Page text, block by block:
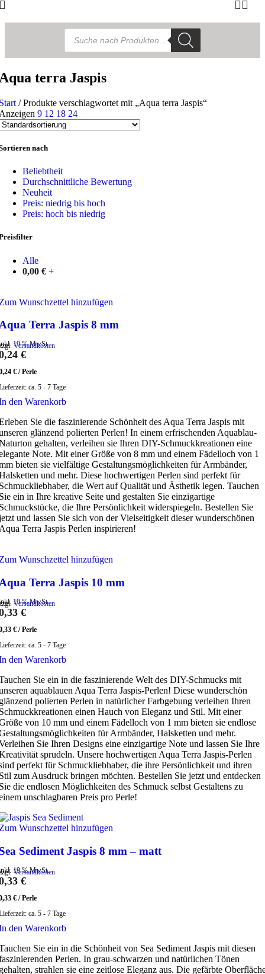
Products
search
terra Jaspis
/ Produkte verschlagwortet mit „Aqua terra Jaspis“
9 12 18 24
nach
Beliebtheit
Durchschnittliche Bewertung
Neuheit
Preis: niedrig bis hoch
Preis: hoch bis niedrig
Alle
0,00 € +
Wunschzettel hinzufügen
Terra Jaspis 8 mm
19 % MwSt.
Versandkosten
€
€ /Perle
ca. 5 - 7 Tage
den Warenkorb
Sie die faszinierende Schönheit des Aqua Terra Jaspis mit
glänzend polierten Perlen! In einem erfrischenden Aquablau-
gehalten, verleihen sie Ihren DIY-Schmuckkreationen eine
Note. Mit einer Größe von 8 mm und einem Fädelloch von 1
bieten sie vielfältige Gestaltungsmöglichkeiten für Armbänder,
und mehr. Diese hochwertigen Perlen sind perfekt für
die Wert auf Qualität und Ästhetik legen. Tauchen
ein in Ihre kreative Seite und gestalten Sie einzigartige
die Ihre Persönlichkeit widerspiegeln. Bestellen Sie
und lassen Sie sich von der Vielseitigkeit dieser wunderschönen
Terra Jaspis Perlen inspirieren!
Wunschzettel hinzufügen
Terra Jaspis 10 mm
19 % MwSt.
Versandkosten
€
€ /Perle
ca. 5 - 7 Tage
den Warenkorb
Sie ein in die faszinierende Welt des DIY-Schmucks mit
aquablauen Aqua Terra Jaspis-Perlen! Diese wunderschön
polierten Perlen in natürlicher Farbgebung verleihen Ihren
einen Hauch von Eleganz und Stil. Mit einer
von 10 mm und einem Fädelloch von 1 mm bieten sie endlose
für Armbänder, Halsketten und mehr.
Sie Ihren Designs eine einzigartige Note und lassen Sie Ihre
sprudeln. Unsere hochwertigen Aqua Terra Jaspis-Perlen
perfekt für Schmuckliebhaber, die ihre Persönlichkeit und ihren
zum Ausdruck bringen möchten. Bestellen Sie jetzt und entdecken
die endlosen Möglichkeiten des Schmuck selbst Gestaltens zu
unschlagbaren Preis pro Perle!
Wunschzettel hinzufügen
Sediment Jaspis 8 mm – matt
19 % MwSt.
Versandkosten
€
€ /Perle
ca. 5 - 7 Tage
den Warenkorb
Sie ein in die Schönheit von Sea Sediment Jaspis mit diesen
Perlen. In grau-schwarzen und natürlichen Tönen
strahlen sie eine zeitlose Eleganz aus. Die gefärbte